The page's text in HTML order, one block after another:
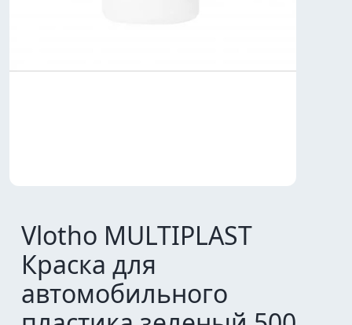
Vlotho MULTIPLAST
Краска для
автомобильного